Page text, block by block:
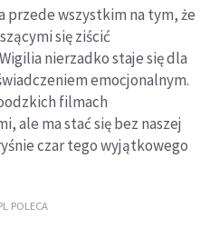
przede wszystkim na tym, że
się ziścić
nierzadko staje się dla
emocjonalnym.
filmach
ale ma stać się bez naszej
czar tego wyjątkowego
POLECA